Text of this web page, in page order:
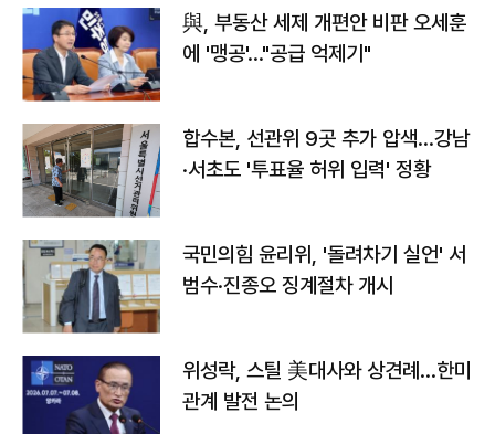
與, 부동산 세제 개편안 비판 오세훈
에 '맹공'…"공급 억제기"
합수본, 선관위 9곳 추가 압색…강남
·서초도 '투표율 허위 입력' 정황
국민의힘 윤리위, '돌려차기 실언' 서
범수·진종오 징계절차 개시
위성락, 스틸 美대사와 상견례…한미
관계 발전 논의